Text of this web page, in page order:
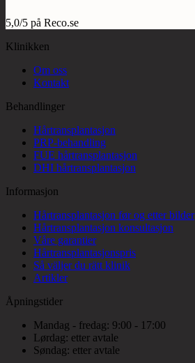
5,0/5 på Reco.se
Klinikken
Om oss
Kontakt
Behandlinger
Hårtransplantasjon
PRP-behandling
FUE hårtransplantasjon
DHI hårtransplantasjon
Informasjon
Hårtransplantasjon før og etter bilder
Hårtransplantasjon konsultasjon
Våre garantier
Hårtransplantasjonspris
Så väljer du rätt klinik
Artikler
Åpningstider
Mandag - fredag: 9:00 - 17:00
Lørdag: etter avtale
Søndag: etter avtale